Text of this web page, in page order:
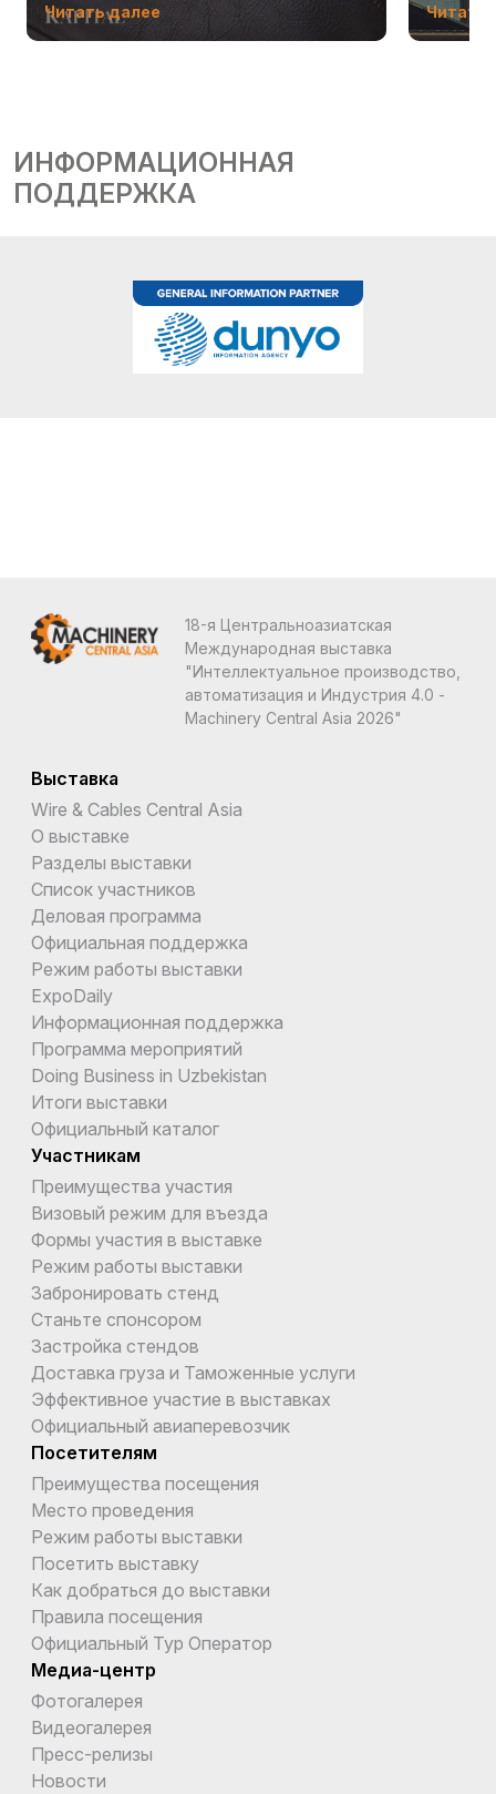
Читать далее Читать
ИНФОРМАЦИОННАЯ
ПОДДЕРЖКА
18-я Центральноазиатская
Международная выставка
"Интеллектуальное производство,
автоматизация и Индустрия 4.0 -
Machinery Central Asia 2026"
Выставка
Wire & Cables Central Asia
О выставке
Разделы выставки
Список участников
Деловая программа
Официальная поддержка
Режим работы выставки
ExpoDaily
Информационная поддержка
Программа мероприятий
Doing Business in Uzbekistan
Итоги выставки
Официальный каталог
Участникам
Преимущества участия
Визовый режим для въезда
Формы участия в выставке
Режим работы выставки
Забронировать стенд
Станьте спонсором
Застройка стендов
Доставка груза и Таможенные услуги
Эффективное участие в выставках
Официальный авиаперевозчик
Посетителям
Преимущества посещения
Место проведения
Режим работы выставки
Посетить выставку
Как добраться до выставки
Правила посещения
Официальный Тур Оператор
Медиа-центр
Фотогалерея
Видеогалерея
Пресс-релизы
Новости